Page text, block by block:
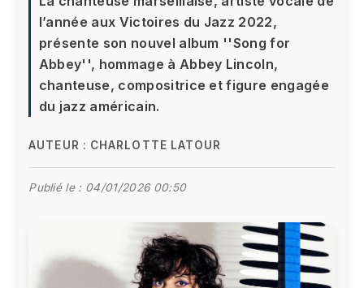
l’année aux Victoires du Jazz 2022,
présente son nouvel album ''Song for
Abbey'', hommage à Abbey Lincoln,
chanteuse, compositrice et figure engagée
du jazz américain.
AUTEUR : CHARLOTTE LATOUR
Publié le : 04/01/2026 00:50